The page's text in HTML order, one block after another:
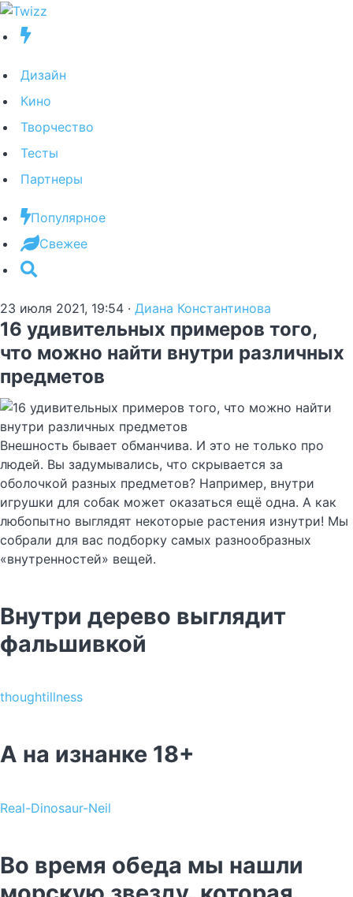
Дизайн
Кино
Творчество
Тесты
Партнеры
Популярное
Свежее
23 июля 2021, 19:54 · Диана Константинова
16 удивительных примеров того,
что можно найти внутри различных
предметов
Внешность бывает обманчива. И это не только про
людей. Вы задумывались, что скрывается за
оболочкой разных предметов? Например, внутри
игрушки для собак может оказаться ещё одна. А как
любопытно выглядят некоторые растения изнутри! Мы
собрали для вас подборку самых разнообразных
«внутренностей» вещей.
Внутри дерево выглядит
фальшивкой
thoughtillness
А на изнанке 18+
Real-Dinosaur-Neil
Во время обеда мы нашли